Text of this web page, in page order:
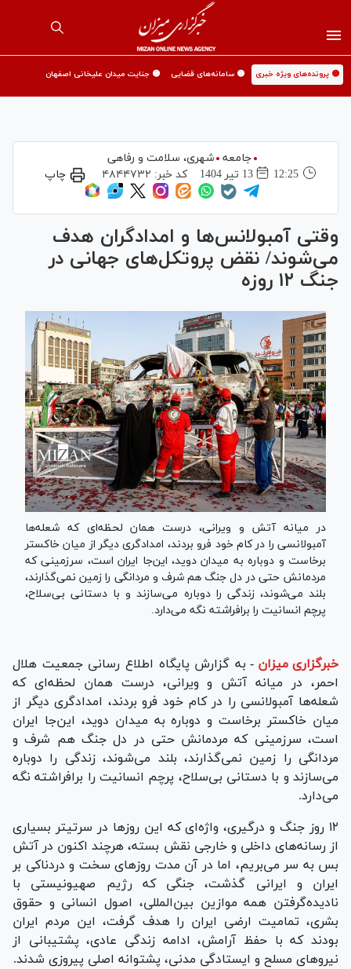
🟡 پرونده‌های ویژه خبری 🟡 سامانه‌های قضایی 🟡 جنایت میدان علیخانی اصفهان
جامعه
شهری،‌ سلامت و رفاهی
12:25
13 تير 1404 کد خبر: ۴۸۴۴۷۳۲ چاپ
وقتی آمبولانس‌ها و امدادگران هدف
می‌شوند/ نقض پروتکل‌های جهانی در
جنگ ۱۲ روزه
در میانه آتش و ویرانی، درست همان لحظه‌ای که شعله‌ها
آمبولانسی را در کام خود فرو بردند، امدادگری دیگر از میان خاکستر
برخاست و دوباره به میدان دوید، این‌جا ایران است، سرزمینی که
مردمانش حتی در دل جنگ هم شرف و مردانگی را زمین نمی‌گذارند،
بلند می‌شوند، زندگی را دوباره می‌سازند و با دستانی بی‌سلاح،
پرچم انسانیت را برافراشته نگه می‌دارد.
خبرگزاری میزان - به گزارش پایگاه اطلاع رسانی جمعیت هلال
احمر، در میانه آتش و ویرانی، درست همان لحظه‌ای که
شعله‌ها آمبولانسی را در کام خود فرو بردند، امدادگری دیگر از
میان خاکستر برخاست و دوباره به میدان دوید، این‌جا ایران
است، سرزمینی که مردمانش حتی در دل جنگ هم شرف و
مردانگی را زمین نمی‌گذارند، بلند می‌شوند، زندگی را دوباره
می‌سازند و با دستانی بی‌سلاح، پرچم انسانیت را برافراشته نگه
می‌دارد.
۱۲ روز جنگ و درگیری، واژه‌ای که این روز‌ها در سرتیتر بسیاری
از رسانه‌های داخلی و خارجی نقش بسته، هرچند اکنون در آتش
بس به سر می‌بریم، اما در آن مدت روز‌های سخت و دردناکی بر
ایران و ایرانی گذشت، جنگی که رژیم صهیونیستی با
نادیده‌گرفتن همه موازین بین‌المللی، اصول انسانی و حقوق
بشری، تمامیت ارضی ایران را هدف گرفت، این مردم ایران
بودند که با حفظ آرامش، ادامه زندگی عادی، پشتیبانی از
نیرو‌های مسلح و ایستادگی مدنی، پشتوانه اصلی پیروزی شدند.